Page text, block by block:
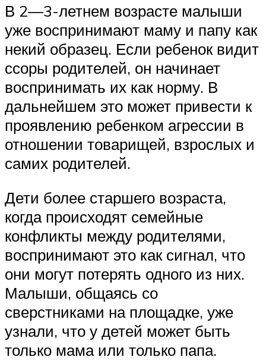
В 2—3-летнем возрасте малыши
уже воспринимают маму и папу как
некий образец. Если ребенок видит
ссоры родителей, он начинает
воспринимать их как норму. В
дальнейшем это может привести к
проявлению ребенком агрессии в
отношении товарищей, взрослых и
самих родителей.
Дети более старшего возраста,
когда происходят семейные
конфликты между родителями,
воспринимают это как сигнал, что
они могут потерять одного из них.
Малыши, общаясь со
сверстниками на площадке, уже
узнали, что у детей может быть
только мама или только папа.